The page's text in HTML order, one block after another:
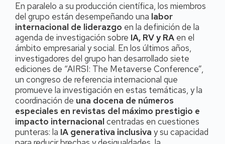
En paralelo a su producción científica, los miembros
del grupo están desempeñando una labor
internacional de liderazgo en la definición de la
agenda de investigación sobre IA, RV y RA en el
ámbito empresarial y social. En los últimos años,
investigadores del grupo han desarrollado siete
ediciones de “AIRSI: The Metaverse Conference”,
un congreso de referencia internacional que
promueve la investigación en estas temáticas, y la
coordinación de una docena de números
especiales en revistas del máximo prestigio e
impacto internacional centradas en cuestiones
punteras: la IA generativa inclusiva y su capacidad